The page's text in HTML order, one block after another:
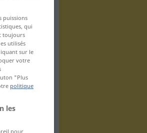
puissions
qui
toujours
utilisés
sur le
votre
"Plus
politique
les
pour